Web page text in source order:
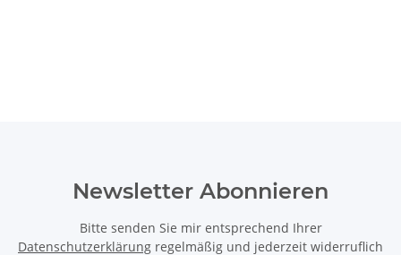
Newsletter Abonnieren
Bitte senden Sie mir entsprechend Ihrer
Datenschutzerklärung regelmäßig und jederzeit widerruflich